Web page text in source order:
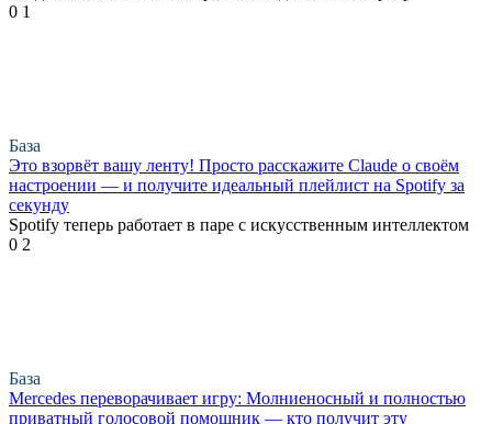
0 1
База
Это взорвёт вашу ленту! Просто расскажите Claude о своём
настроении — и получите идеальный плейлист на Spotify за
секунду
Spotify теперь работает в паре с искусственным интеллектом
0 2
База
Mercedes переворачивает игру: Молниеносный и полностью
приватный голосовой помощник — кто получит эту